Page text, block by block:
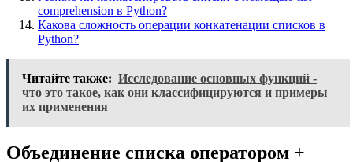
comprehension в Python?
Какова сложность операции конкатенации списков в
Python?
Читайте также: Исследование основных функций -
что это такое, как они классифицируются и примеры
их применения
Объединение списка оператором +